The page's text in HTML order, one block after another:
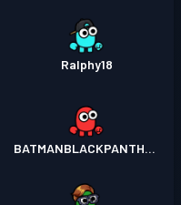
Ralphy18
BATMANBLACKPANTHER